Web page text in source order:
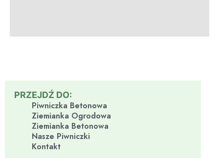
PRZEJDŹ DO:
Piwniczka Betonowa
Ziemianka Ogrodowa
Ziemianka Betonowa
Nasze Piwniczki
Kontakt